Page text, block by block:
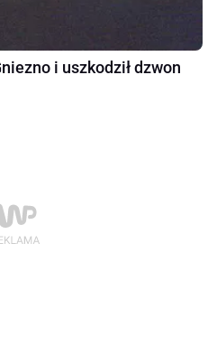
i uszkodził dzwon